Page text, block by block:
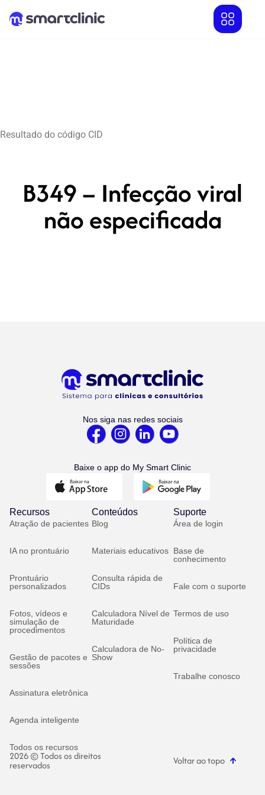
Resultado do código CID
B349 – Infecção viral
não especificada
Nos siga nas redes sociais
Baixe o app do My Smart Clinic
Recursos
Atração de pacientes
IA no prontuário
Prontuário
personalizados
Fotos, vídeos e
simulação de
procedimentos
Gestão de pacotes e
sessões
Assinatura eletrônica
Agenda inteligente
Todos os recursos
Conteúdos
Blog
Materiais educativos
Consulta rápida de
CIDs
Calculadora Nível de
Maturidade
Calculadora de No-
Show
Suporte
Área de login
Base de
conhecimento
Fale com o suporte
Termos de uso
Política de
privacidade
Trabalhe conosco
2026 © Todos os direitos
reservados Voltar ao topo